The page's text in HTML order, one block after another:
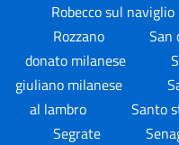
Robecco sul naviglio
Rozzano
San
donato milanese
giuliano milanese
al lambro
Santo
Segrate